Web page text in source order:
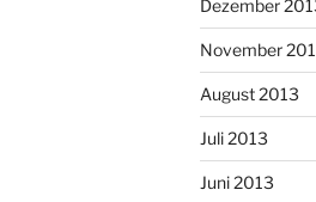
Dezember
November
August 2013
Juli 2013
Juni 2013